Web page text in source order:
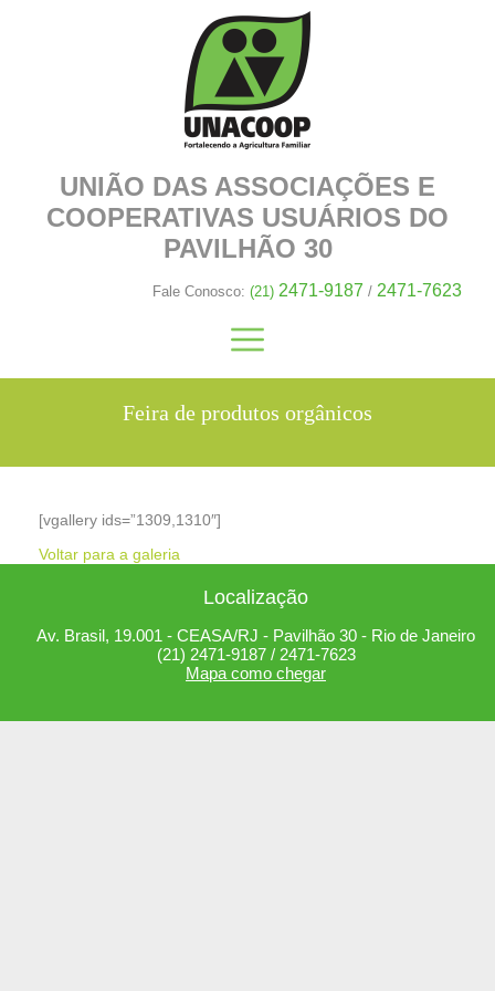
UNIÃO DAS ASSOCIAÇÕES E
COOPERATIVAS USUÁRIOS DO
PAVILHÃO 30
Fale Conosco: (21) 2471-9187 / 2471-7623
Feira de produtos orgânicos
[vgallery ids=”1309,1310″]
Voltar para a galeria
Localização
Av. Brasil, 19.001 - CEASA/RJ - Pavilhão 30 - Rio de Janeiro
(21) 2471-9187 / 2471-7623
Mapa como chegar